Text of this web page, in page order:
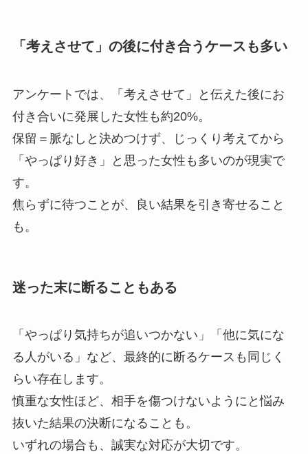
「考えさせて」の後に付き合うケースも多い
アンケートでは、「考えさせて」と伝えた後にお
付き合いに発展した女性も約20%。
保留＝脈なしと決めつけず、じっくり考えてから
「やっぱり好き」と思った女性も多いのが現実で
す。
焦らずに待つことが、良い結果を引き寄せること
も。
迷った末に断ることもある
「やっぱり気持ちが追いつかない」「他に気にな
る人がいる」など、最終的に断るケースも同じく
らい存在します。
慎重な女性ほど、相手を傷つけないようにと悩み
抜いた結果の決断になることも。
いずれの場合も、誠実な対応が大切です。